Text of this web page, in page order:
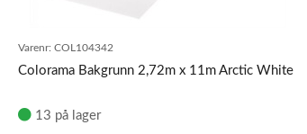
Varenr: COL104342
Colorama Bakgrunn 2,72m x 11m Arctic White
13 på lager